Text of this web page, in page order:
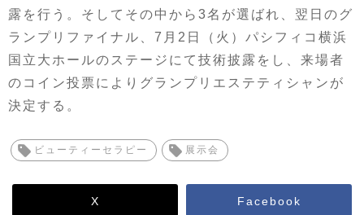
露を行う。そしてその中から3名が選ばれ、翌日のグ
ランプリファイナル、7月2日（火）パシフィコ横浜
国立大ホールのステージにて技術披露をし、来場者
のコイン投票によりグランプリエステティシャンが
決定する。
ビューティーセラピー 展示会
X Facebook